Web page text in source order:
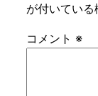
が付いてい
コメント ※